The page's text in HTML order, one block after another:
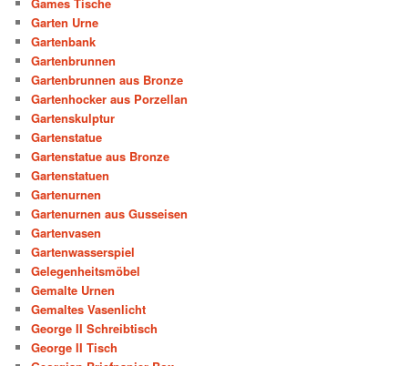
Garten Urne
Gartenbank
Gartenbrunnen
Gartenbrunnen aus Bronze
Gartenhocker aus Porzellan
Gartenskulptur
Gartenstatue
Gartenstatue aus Bronze
Gartenstatuen
Gartenurnen
Gartenurnen aus Gusseisen
Gartenvasen
Gartenwasserspiel
Gelegenheitsmöbel
Gemalte Urnen
Gemaltes Vasenlicht
George II Schreibtisch
George II Tisch